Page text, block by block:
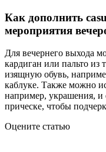
Как дополнить
мероприятия
Для вечернего выхода
кардиган или пальто из
изящную обувь,
каблуке. Также можно
например, украшения, и
прическе, чтобы
Оцените статью